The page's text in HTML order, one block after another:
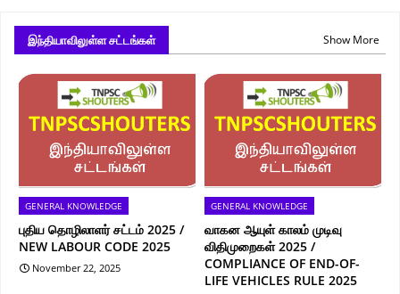
இந்தியாவிலுள்ள சட்டங்கள் Show More
GENERAL KNOWLEDGE
புதிய தொழிலாளர் சட்டம் 2025 /
NEW LABOUR CODE 2025
November 22, 2025
GENERAL KNOWLEDGE
வாகன ஆயுள் காலம் முடிவு
விதிமுறைகள் 2025 /
COMPLIANCE OF END-OF-
LIFE VEHICLES RULE 2025